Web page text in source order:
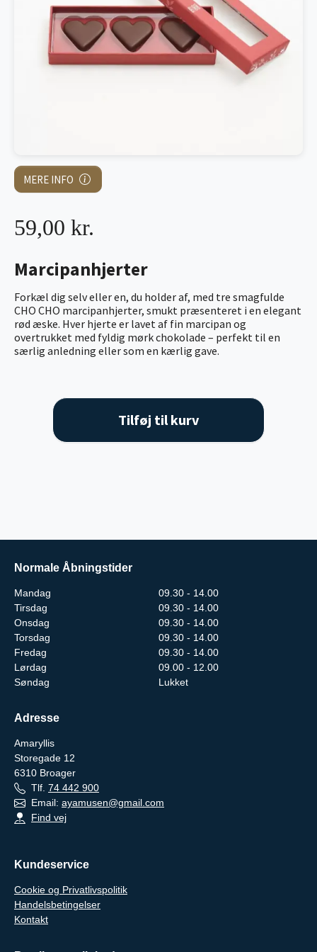
MERE INFO
Marcipanhjerter
Forkæl dig selv eller en, du holder af, med tre smagfulde
CHO CHO marcipanhjerter, smukt præsenteret i en elegant
rød æske. Hver hjerte er lavet af fin marcipan og
overtrukket med fyldig mørk chokolade – perfekt til en
særlig anledning eller som en kærlig gave.
59,00 kr.
Tilføj til kurv
Normale Åbningstider
Mandag
09.30 - 14.00
Tirsdag
09.30 - 14.00
Onsdag
09.30 - 14.00
Torsdag
09.30 - 14.00
Fredag
09.30 - 14.00
Lørdag
09.00 - 12.00
Søndag
Lukket
Adresse
Amaryllis
Storegade 12
6310 Broager
Tlf. 74 442 900
Email: ayamusen@gmail.com
Find vej
Kundeservice
Cookie og Privatlivspolitik
Handelsbetingelser
Kontakt